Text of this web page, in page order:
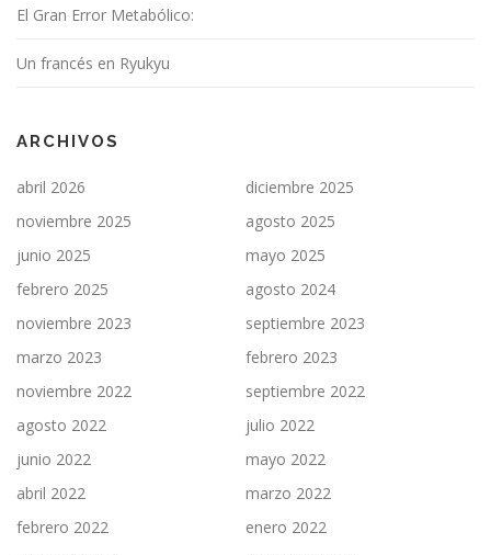
El Gran Error Metabólico:
Un francés en Ryukyu
ARCHIVOS
abril 2026
diciembre 2025
noviembre 2025
agosto 2025
junio 2025
mayo 2025
febrero 2025
agosto 2024
noviembre 2023
septiembre 2023
marzo 2023
febrero 2023
noviembre 2022
septiembre 2022
agosto 2022
julio 2022
junio 2022
mayo 2022
abril 2022
marzo 2022
febrero 2022
enero 2022